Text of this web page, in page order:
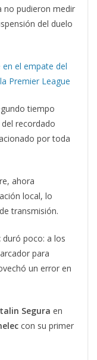
no pudieron medir
del duelo
el empate del
Premier League
tiempo
recordado
por toda
ahora
local, lo
transmisión.
duró poco: a los
para
un error en
Segura en
con su primer